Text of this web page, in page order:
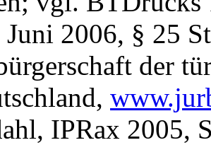
Juni 2006, § 25
der
IPRax 2005,